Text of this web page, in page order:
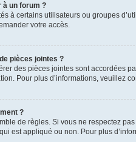
à un forum ?
à certains utilisateurs ou groupes
votre accès.
pièces jointes ?
des pièces jointes sont accordées
Pour plus d’informations, veuillez
?
de règles. Si vous ne respectez
est appliqué ou non. Pour plus